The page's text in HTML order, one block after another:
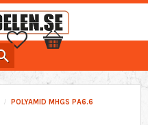
Favoriter
Kundvagn
POLYAMID MHGS PA6.6